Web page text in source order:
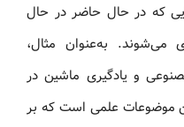
که در حال حاضر در حال
می‌شوند. به‌عنوان مثال،
و یادگیری ماشین در
موضوعات علمی است که بر